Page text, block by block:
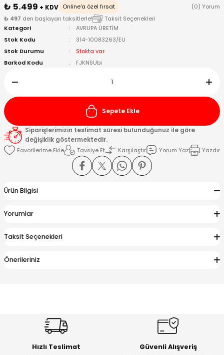
₺ 5.499 + KDV Online'a özel fırsat
(0) Yorum
₺ 497 den başlayan taksitlerle!
Taksit Seçenekleri
Kategori
AVRUPA ÜRETİM
Stok Kodu
314-10083263/EU
Stok Durumu
Stokta var
Barkod Kodu
FJKNSUbi
Sepete Ekle
Siparişlerimizin teslimat süresi bulunduğunuz ile göre
değişiklik göstermektedir.
Tavsiye Et
Karşılaştır Yorum Yaz Yazdır
Ürün Bilgisi
Yorumlar
Taksit Seçenekleri
Önerileriniz
Hızlı Teslimat Güvenli Alışveriş
Ürünleri